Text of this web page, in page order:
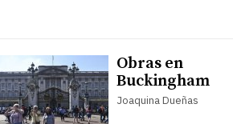
Obras en
Buckingham
Joaquina Dueñas